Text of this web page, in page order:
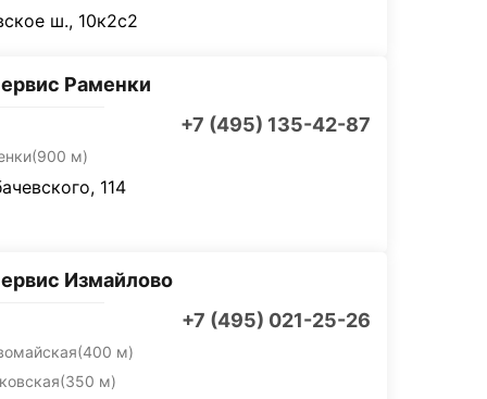
ш., 10к2с2
Раменки
+7 (495) 135-42-87
(900 м)
114
Измайлово
+7 (495) 021-25-26
(400 м)
(350 м)